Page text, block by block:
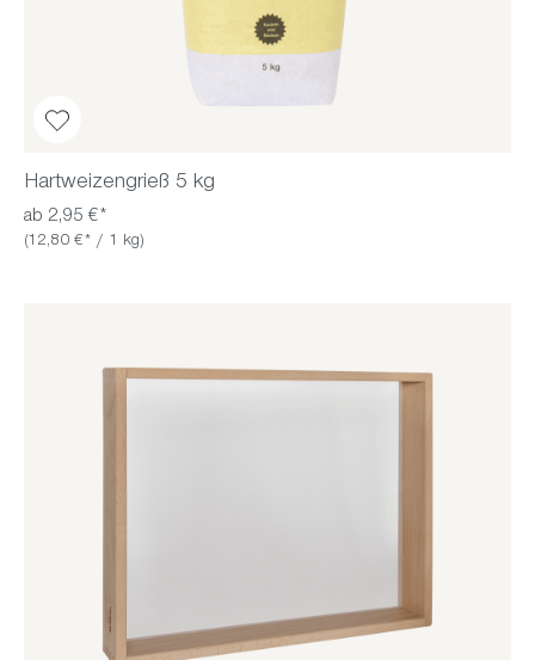
Hartweizengrieß 5 kg
ab 2,95 €*
(12,80 €* / 1 kg)